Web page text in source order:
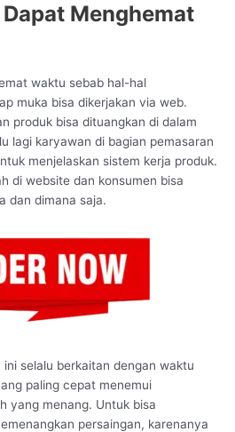
Dapat Menghemat
waktu sebab hal-hal
muka bisa dikerjakan via web.
produk bisa dituangkan di dalam
lagi karyawan di bagian pemasaran
menjelaskan sistem kerja produk.
di website dan konsumen bisa
dan dimana saja.
selalu berkaitan dengan waktu
paling cepat menemui
yang menang. Untuk bisa
persaingan, karenanya